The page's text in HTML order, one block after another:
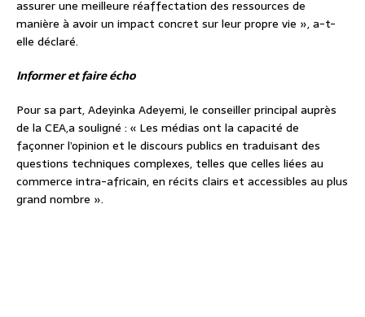
assurer une meilleure réaffectation des ressources de
manière à avoir un impact concret sur leur propre vie », a-t-
elle déclaré.
Informer et faire écho
Pour sa part, Adeyinka Adeyemi, le conseiller principal auprès
de la CEA,a souligné : « Les médias ont la capacité de
façonner l’opinion et le discours publics en traduisant des
questions techniques complexes, telles que celles liées au
commerce intra-africain, en récits clairs et accessibles au plus
grand nombre ».